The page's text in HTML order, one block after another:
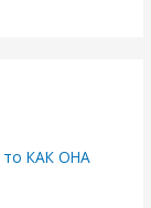
то КАК ОНА